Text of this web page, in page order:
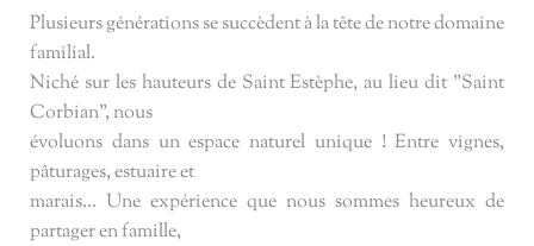
Plusieurs générations se succèdent à la tête de notre domaine
familial.
Niché sur les hauteurs de Saint Estèphe, au lieu dit "Saint
Corbian", nous
évoluons dans un espace naturel unique ! Entre vignes,
pâturages, estuaire et
marais... Une expérience que nous sommes heureux de
partager en famille,